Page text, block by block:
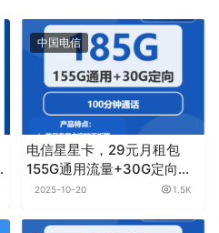
中国电信
电信星星卡，29元月租包
155G通用流量+30G定向流
量+100分钟通话
2025-10-20 1.5K